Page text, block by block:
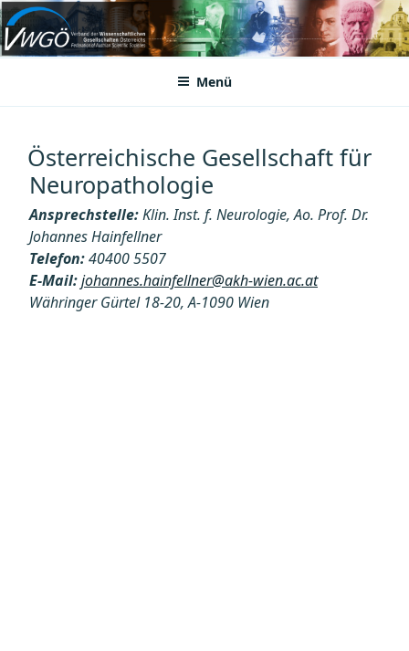
Zum
Inhalt
springenVWGÖ
Federation of Austrian Scientific Societies
Menü
Österreichische Gesellschaft für
Neuropathologie
Ansprechstelle:Klin. Inst. f. Neurologie, Ao. Prof. Dr.
Johannes Hainfellner
Telefon:40400 5507
E-Mail:johannes.hainfellner@akh-wien.ac.at
Währinger Gürtel 18-20, A-1090 Wien